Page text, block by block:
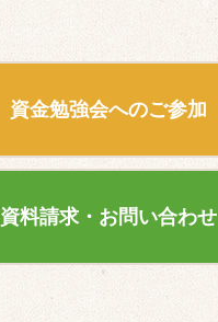
資金勉強会へのご参加
資料請求・お問い合わせ